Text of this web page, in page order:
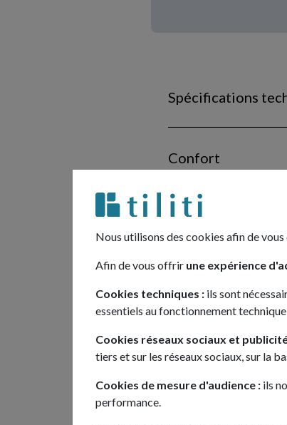
Nous utilisons des cookies afin de
Afin de vous offrir une expérience
Cookies techniques : ils sont
essentiels au fonctionnement
Cookies réseaux sociaux et
tiers et sur les réseaux sociaux, sur la
Cookies de mesure d'audience : ils
performance.
Spécifications
Confort
Multimédias
Options